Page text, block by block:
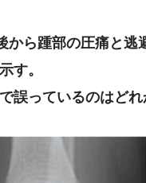
ら踵部の圧痛と逃
す。
っているのはどれ